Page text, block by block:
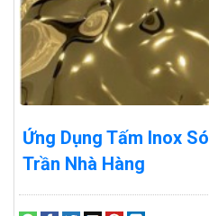
Ứng Dụng Tấm Inox
Trần Nhà Hàng